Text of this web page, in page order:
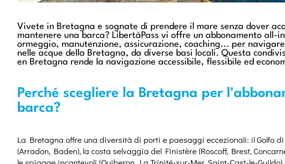
Vivete in Bretagna e sognate di prendere il mare senza dover
mantenere una barca? Libertà Pass vi offre un abbonamento all-
ormeggio, manutenzione, assicurazione, coaching... per
nelle acque della Bretagna, da diverse basi locali. Questa
en Bretagna rende la navigazione accessibile, flessibile ed
Perché scegliere la Bretagna per
barca?
La Bretagna offre una diversità di porti e paesaggi eccezionali: il Golfo
(Arradon, Baden), la costa selvaggia del Finistère (Roscoff, Brest,